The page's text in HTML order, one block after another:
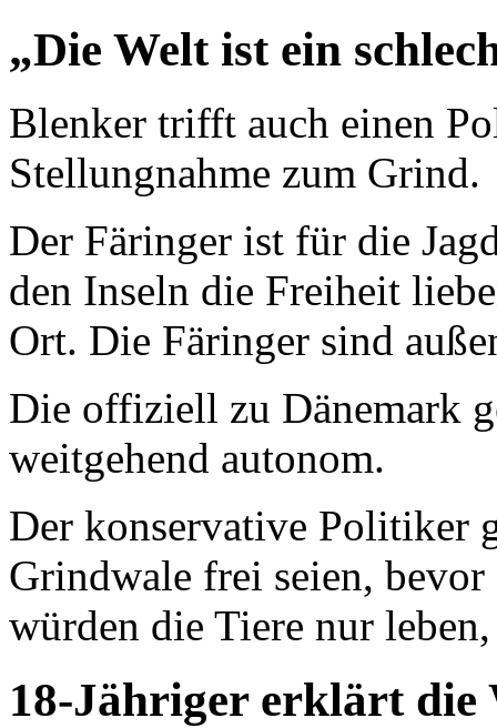
„Die Welt ist ein
Blenker trifft auch einen
Stellungnahme zum Grind.
Der Färinger ist für die
den Inseln die Freiheit
Ort. Die Färinger sind
Die offiziell zu Dänemark
weitgehend autonom.
Der konservative Politiker
Grindwale frei seien,
würden die Tiere nur
18-Jähriger erklärt die